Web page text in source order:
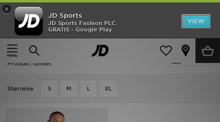
×
JD Sports
JD Sports Fashion PLC
GRATIS - Google Play
VIEW
Hjem
Damer Dametøj Sports BHer & Toppe
Damer - Brun Sports BHer & Toppe
Produkt fundet
Størrelse S M L XL
Hjem
Udsalg
Nyheder